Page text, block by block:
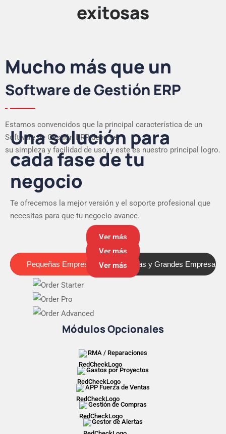
exitosas
Mucho más que un
Software de Gestión ERP
Estamos convencidos que la principal característica de un
Software de Gestión ERP debe ser
su simpleza y facilidad de uso, y este es nuestro principal logro.
Una solución para
cada fase de tu
negocio
Te ofrecemos la mejor versión y el soporte profesional que
necesitas para que tu negocio avance.
Pequeñas Empresas
Pequeñas Empresas Medianas y Grandes Empresas
Ver más
Ver más
Ver más
Módulos Opcionales
RMA / Reparaciones
Gastos por Proyectos
APP Fuerza de Ventas
Gestión de Compras
Gestor de Alertas